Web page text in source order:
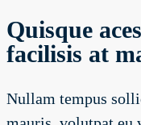
Quisque
facilisis at
Nullam tempus